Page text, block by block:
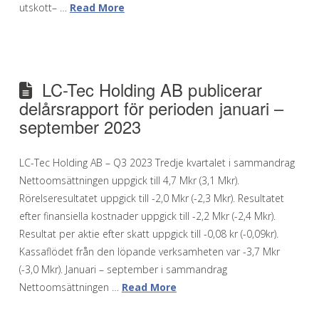
utskott– … Read More
LC-Tec Holding AB publicerar
delårsrapport för perioden januari –
september 2023
LC-Tec Holding AB – Q3 2023 Tredje kvartalet i sammandrag
Nettoomsättningen uppgick till 4,7 Mkr (3,1 Mkr).
Rörelseresultatet uppgick till -2,0 Mkr (-2,3 Mkr). Resultatet
efter finansiella kostnader uppgick till -2,2 Mkr (-2,4 Mkr).
Resultat per aktie efter skatt uppgick till -0,08 kr (-0,09kr).
Kassaflödet från den löpande verksamheten var -3,7 Mkr
(-3,0 Mkr). Januari – september i sammandrag
Nettoomsättningen … Read More